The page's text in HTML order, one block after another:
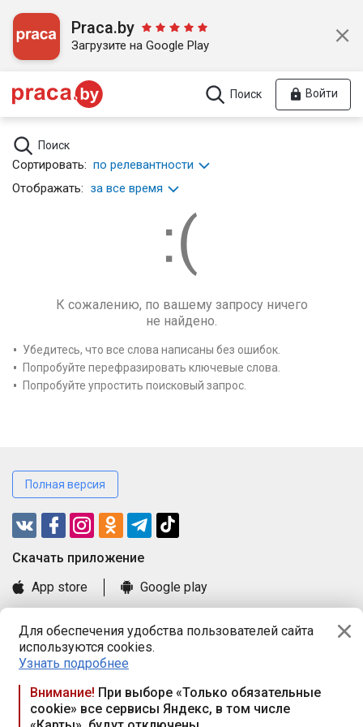
Для обеспечения удобства пользователей сайта
используются cookies.
Узнать подробнее
Внимание! При выборе «Только обязательные
cookie» все сервисы Яндекс, в том числе
Praca.by
Загрузите на Google Play
Поиск Войти
Поиск
Сортировать: по релевантности
Отображать: за все время
К сожалению, по вашему запросу ничего
не найдено.
Убедитесь, что все слова написаны без ошибок.
Попробуйте перефразировать ключевые слова.
Попробуйте упростить поисковый запрос.
Полная версия
Cкачать приложение
App store
Google play
Книга замечаний и предложений
Правила и документы
Praca.by © 2000—2026, ООО «ПРАЦА БАЙ»
Республика Беларусь, 220114, г. Минск, пр-т Независимости
117а, пом. № 9.